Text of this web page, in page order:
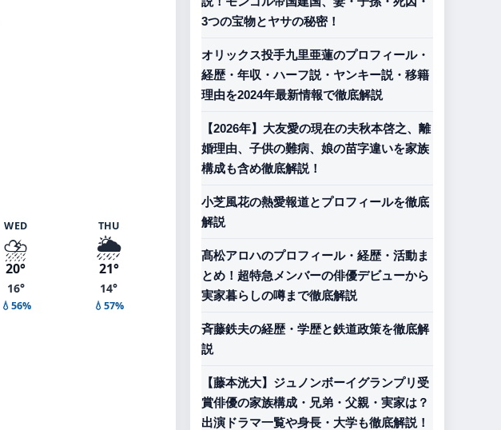
WED
⛈️
20°
16°
💧56%
THU
🌦️
21°
14°
💧57%
3つの宝物とヤサの秘密！
オリックス投手九里亜蓮のプロフィール・
経歴・年収・ハーフ説・ヤンキー説・移籍
理由を2024年最新情報で徹底解説
【2026年】大友愛の現在の夫秋本啓之、離
婚理由、子供の難病、娘の苗字違いを家族
構成も含め徹底解説！
小芝風花の熱愛報道とプロフィールを徹底
解説
髙松アロハのプロフィール・経歴・活動ま
とめ！超特急メンバーの俳優デビューから
実家暮らしの噂まで徹底解説
斉藤鉄夫の経歴・学歴と鉄道政策を徹底解
説
【藤本洸大】ジュノンボーイグランプリ受
賞俳優の家族構成・兄弟・父親・実家は？
出演ドラマ一覧や身長・大学も徹底解説！